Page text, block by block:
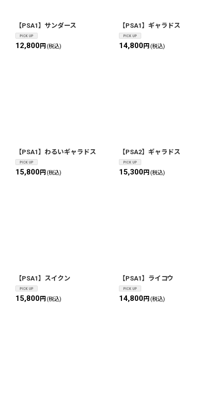
【PSA1】サンダース
12,800円 (税込)
【PSA1】ギャラドス
14,800円 (税込)
【PSA1】わるいギャラドス
15,800円 (税込)
【PSA2】ギャラドス
15,300円 (税込)
【PSA1】スイクン
15,800円 (税込)
【PSA1】ライコウ
14,800円 (税込)